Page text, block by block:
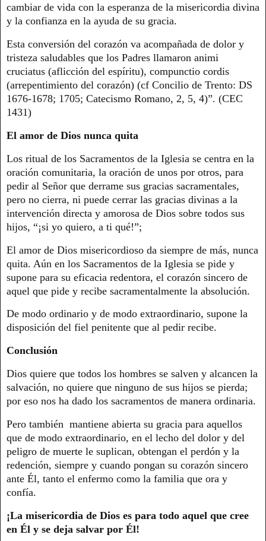
cambiar de vida con la esperanza de la misericordia divina
y la confianza en la ayuda de su gracia.
Esta conversión del corazón va acompañada de dolor y
tristeza saludables que los Padres llamaron animi
cruciatus (aflicción del espíritu), compunctio cordis
(arrepentimiento del corazón) (cf Concilio de Trento: DS
1676-1678; 1705; Catecismo Romano, 2, 5, 4)”. (CEC
1431)
El amor de Dios nunca quita
Los ritual de los Sacramentos de la Iglesia se centra en la
oración comunitaria, la oración de unos por otros, para
pedir al Señor que derrame sus gracias sacramentales,
pero no cierra, ni puede cerrar las gracias divinas a la
intervención directa y amorosa de Dios sobre todos sus
hijos, “¡si yo quiero, a ti qué!”;
El amor de Dios misericordioso da siempre de más, nunca
quita. Aún en los Sacramentos de la Iglesia se pide y
supone para su eficacia redentora, el corazón sincero de
aquel que pide y recibe sacramentalmente la absolución.
De modo ordinario y de modo extraordinario, supone la
disposición del fiel penitente que al pedir recibe.
Conclusión
Dios quiere que todos los hombres se salven y alcancen la
salvación, no quiere que ninguno de sus hijos se pierda;
por eso nos ha dado los sacramentos de manera ordinaria.
Pero también mantiene abierta su gracia para aquellos
que de modo extraordinario, en el lecho del dolor y del
peligro de muerte le suplican, obtengan el perdón y la
redención, siempre y cuando pongan su corazón sincero
ante Él, tanto el enfermo como la familia que ora y
confía.
¡La misericordia de Dios es para todo aquel que cree
en Él y se deja salvar por Él!